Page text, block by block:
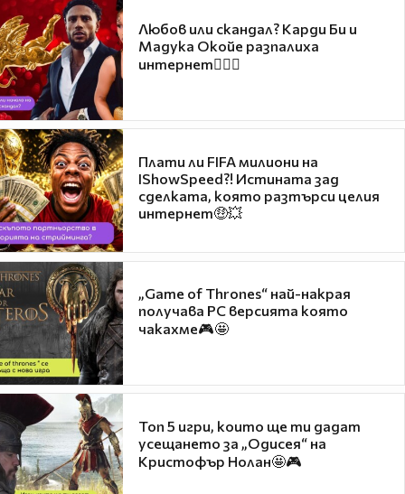
Любов или скандал? Карди Би и
Мадука Окойе разпалиха
интернет❤️‍🔥🔥
Плати ли FIFA милиони на
IShowSpeed?! Истината зад
сделката, която разтърси целия
интернет🤑💥
„Game of Thrones“ най-накрая
получава PC версията която
чакахме🎮🤩
Топ 5 игри, които ще ти дадат
усещането за „Одисея“ на
Кристофър Нолан🤩🎮